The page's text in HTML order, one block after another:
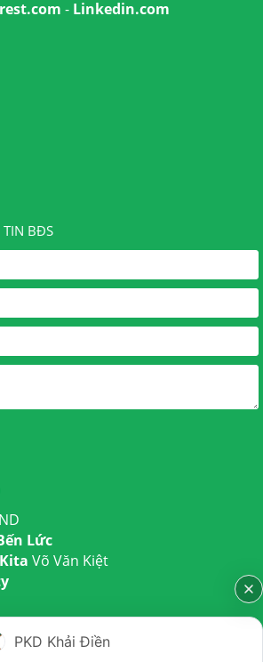
- Linkedin.com
TIN BĐS
Lức
Võ Văn Kiệt
Long An
Tân Phú
PKD Khải Điền